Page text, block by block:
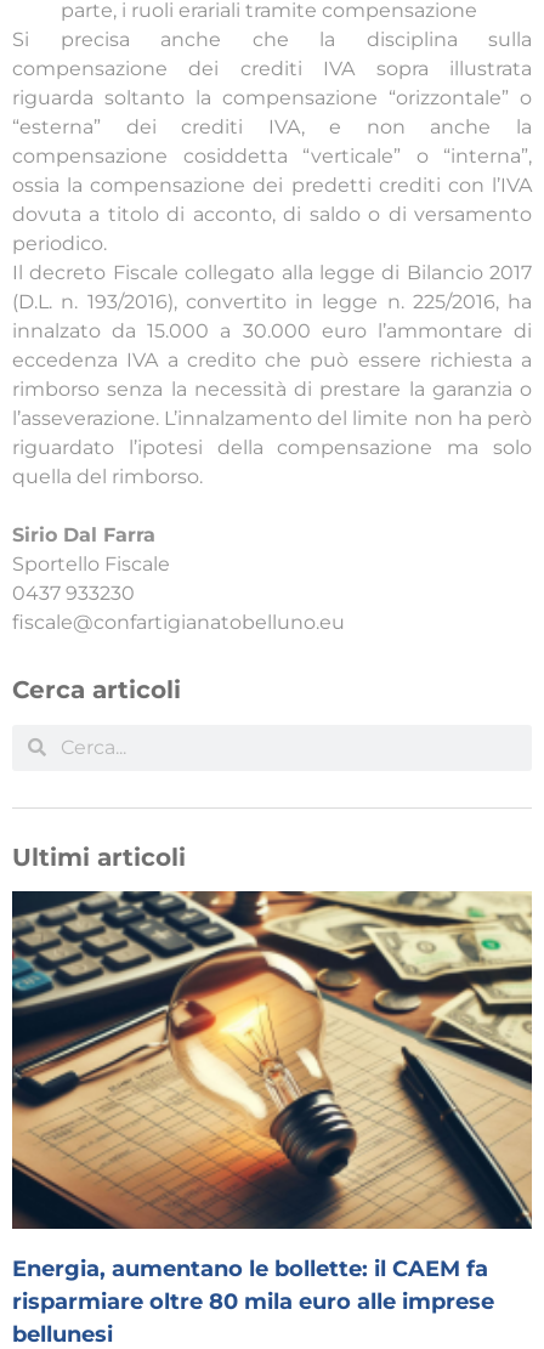
parte, i ruoli erariali tramite compensazione
Si precisa anche che la disciplina sulla
compensazione dei crediti IVA sopra illustrata
riguarda soltanto la compensazione “orizzontale” o
“esterna” dei crediti IVA, e non anche la
compensazione cosiddetta “verticale” o “interna”,
ossia la compensazione dei predetti crediti con l’IVA
dovuta a titolo di acconto, di saldo o di versamento
periodico.
Il decreto Fiscale collegato alla legge di Bilancio 2017
(D.L. n. 193/2016), convertito in legge n. 225/2016, ha
innalzato da 15.000 a 30.000 euro l’ammontare di
eccedenza IVA a credito che può essere richiesta a
rimborso senza la necessità di prestare la garanzia o
l’asseverazione. L’innalzamento del limite non ha però
riguardato l’ipotesi della compensazione ma solo
quella del rimborso.
Sirio Dal Farra
Sportello Fiscale
0437 933230
fiscale@confartigianatobelluno.eu
Cerca articoli
Ultimi articoli
Energia, aumentano le bollette: il CAEM fa
risparmiare oltre 80 mila euro alle imprese
bellunesi